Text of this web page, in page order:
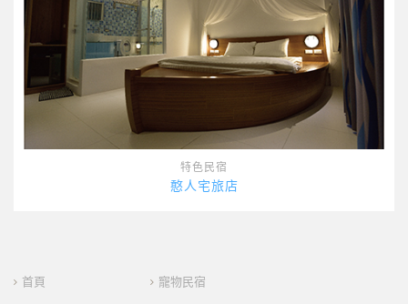
特色民宿
憨人宅旅店
首頁 寵物民宿